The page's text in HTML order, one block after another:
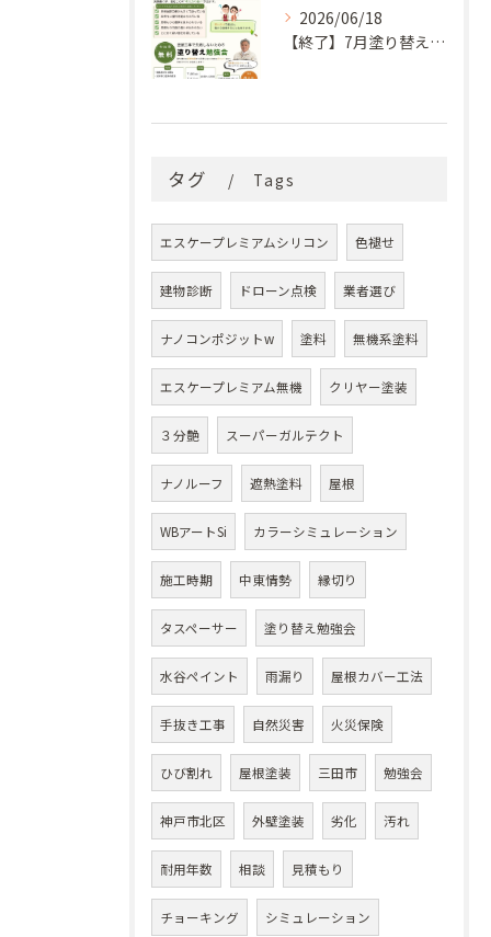
2026/06/18
【終了】7月塗り替え勉強会のお知らせ
タグ Tags
エスケープレミアムシリコン 色褪せ
建物診断 ドローン点検 業者選び
ナノコンポジットw 塗料 無機系塗料
エスケープレミアム無機 クリヤー塗装
３分艶 スーパーガルテクト
ナノルーフ 遮熱塗料 屋根
WBアートSi カラーシミュレーション
施工時期 中東情勢 縁切り
タスペーサー 塗り替え勉強会
水谷ペイント 雨漏り 屋根カバー工法
手抜き工事 自然災害 火災保険
ひび割れ 屋根塗装 三田市 勉強会
神戸市北区 外壁塗装 劣化 汚れ
耐用年数 相談 見積もり
チョーキング シミュレーション